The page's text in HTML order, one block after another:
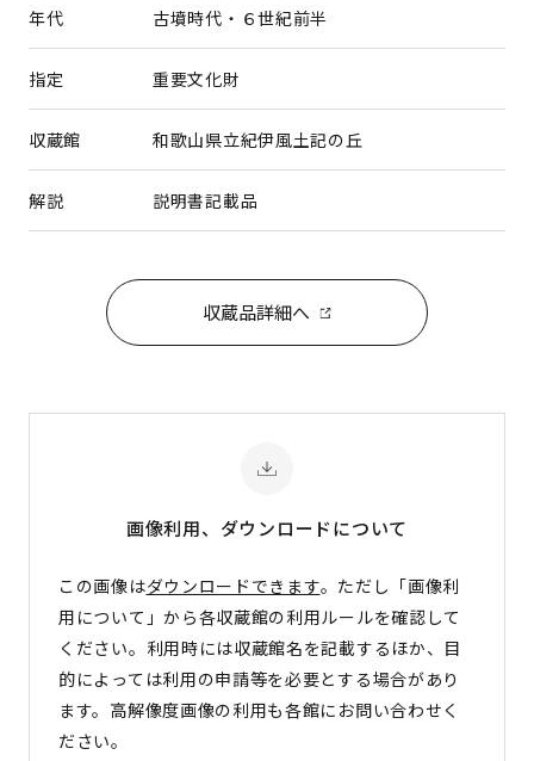
年代 古墳時代・６世紀前半
指定 重要文化財
収蔵館 和歌山県立紀伊風土記の丘
解説 説明書記載品
収蔵品詳細へ
画像利用、ダウンロードについて
この画像はダウンロードできます。ただし「画像利
用について」から各収蔵館の利用ルールを確認して
ください。利用時には収蔵館名を記載するほか、目
的によっては利用の申請等を必要とする場合があり
ます。高解像度画像の利用も各館にお問い合わせく
ださい。